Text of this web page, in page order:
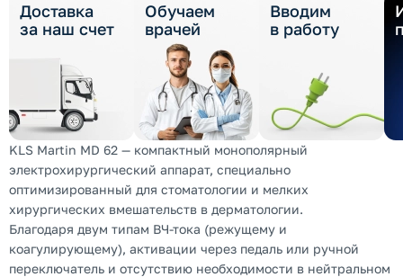
Доставка
за наш счет
Обучаем
врачей
Вводим
в работу
KLS Martin MD 62 — компактный монополярный
электрохирургический аппарат, специально
оптимизированный для стоматологии и мелких
хирургических вмешательств в дерматологии.
Благодаря двум типам ВЧ-тока (режущему и
коагулирующему), активации через педаль или ручной
переключатель и отсутствию необходимости в нейтральном